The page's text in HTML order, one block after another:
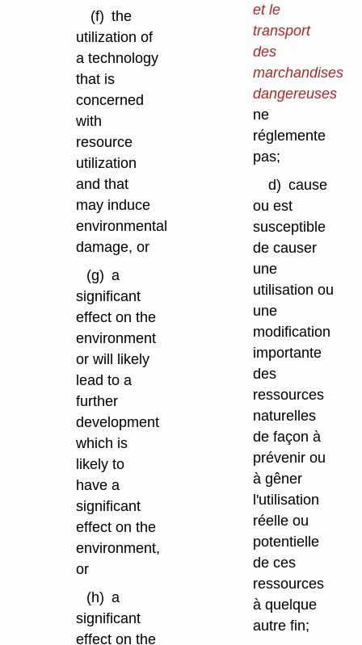
(f) the
utilization of
a technology
that is
concerned
with
resource
utilization
and that
may induce
environmental
damage, or
(g) a
significant
effect on the
environment
or will likely
lead to a
further
development
which is
likely to
have a
significant
effect on the
environment,
or
(h) a
significant
effect on the
et le
transport
des
marchandises
dangereuses
ne
réglemente
pas;
d) cause
ou est
susceptible
de causer
une
utilisation ou
une
modification
importante
des
ressources
naturelles
de façon à
prévenir ou
à gêner
l'utilisation
réelle ou
potentielle
de ces
ressources
à quelque
autre fin;